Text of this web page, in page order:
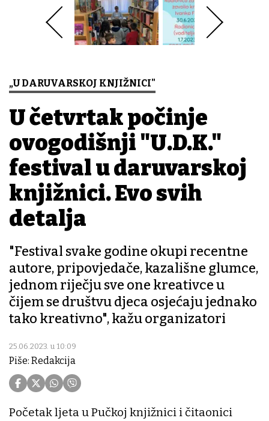
„U DARUVARSKOJ KNJIŽNICI"
U četvrtak počinje
ovogodišnji "U.D.K."
festival u daruvarskoj
knjižnici. Evo svih
detalja
"Festival svake godine okupi recentne
autore, pripovjedače, kazališne glumce,
jednom riječju sve one kreativce u
čijem se društvu djeca osjećaju jednako
tako kreativno", kažu organizatori
25.06.2023. u 10:09
Piše: Redakcija
Početak ljeta u Pučkoj knjižnici i čitaonici